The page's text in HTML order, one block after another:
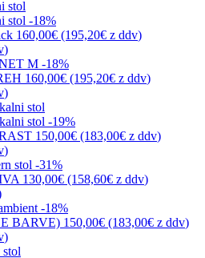
-18%
160,00€ (195,20€ z ddv)
)
-18%
160,00€ (195,20€ z ddv)
)
-19%
150,00€ (183,00€ z ddv)
)
-31%
130,00€ (158,60€ z ddv)
-18%
BARVE) 150,00€ (183,00€ z ddv)
)